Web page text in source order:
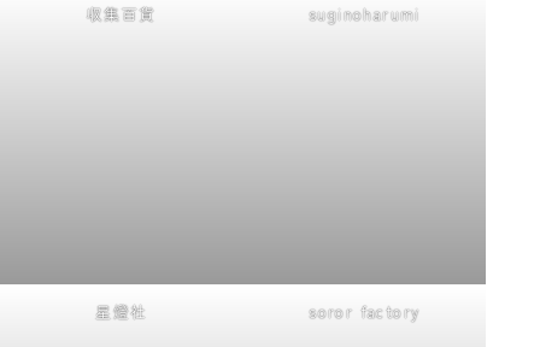
収集百貨 suginoharumi
星燈社 soror factory